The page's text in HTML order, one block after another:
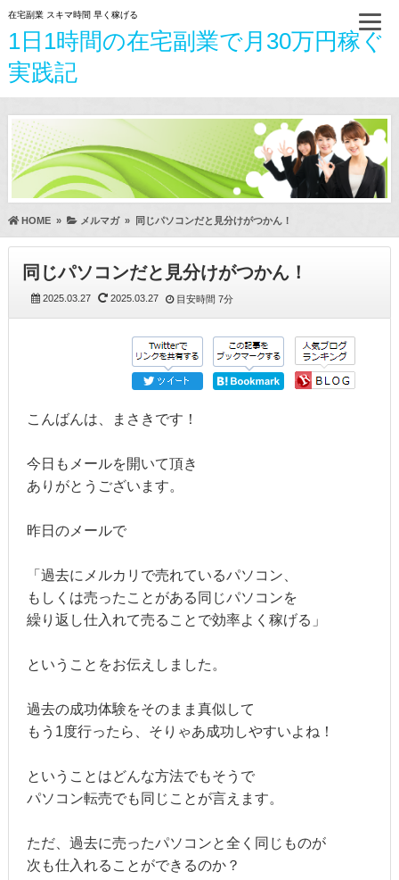
在宅副業 スキマ時間 早く稼げる
1日1時間の在宅副業で月30万円稼ぐ
実践記
HOME» メルマガ» 同じパソコンだと見分けがつかん！
同じパソコンだと見分けがつかん！
2025.03.27 2025.03.27 目安時間 7分
こんばんは、まさきです！
今日もメールを開いて頂き
ありがとうございます。
昨日のメールで
「過去にメルカリで売れているパソコン、
もしくは売ったことがある同じパソコンを
繰り返し仕入れて売ることで効率よく稼げる」
ということをお伝えしました。
過去の成功体験をそのまま真似して
もう1度行ったら、そりゃあ成功しやすいよね！
ということはどんな方法でもそうで
パソコン転売でも同じことが言えます。
ただ、過去に売ったパソコンと全く同じものが
次も仕入れることができるのか？